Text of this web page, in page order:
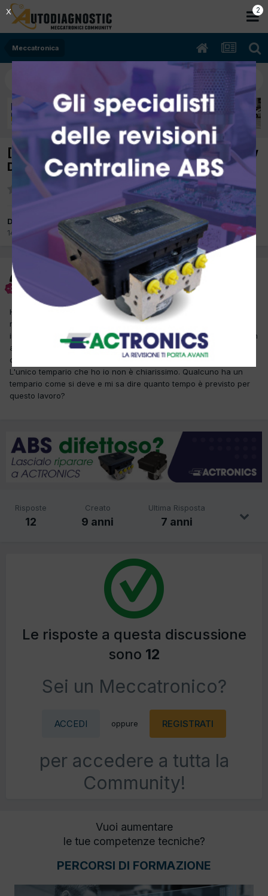
Meccatronica
[FIAT 500L 07/2013 1248cc 199B4000 62Kw
Diesel] Tempi sostituzione testata
Da Mittler
14 Aprile 2017inMeccatronica
14 Aprile 2017
Ho appena sostituito Testata completa e distribuzione di questa
macchina, e siccome è un lavoro che non avevo mai fatto ci ho
impiegato una vita e mezzo. Visto e considerato che l'auto è di un
autonoleggio vorrei fatturare il tempo corretto (mi rendo conto
che il tempo che ho effettivamente impiegato è improponibile).
L'unico tempario che ho io non è chiarissimo. Qualcuno ha un
tempario come si deve e mi sa dire quanto tempo è previsto per
questo lavoro?
Risposte
12
Creato
9 anni
Ultima Risposta
7 anni
Le risposte a questa discussione
sono 12
Sei un Meccatronico?
ACCEDI oppure REGISTRATI
per accedere a tutta la
Community!
Vuoi aumentare
le tue competenze tecniche?
PERCORSI DI FORMAZIONE
1
X